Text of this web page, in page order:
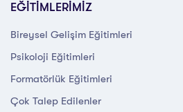
EĞİTİMLERİMİZ
Bireysel Gelişim Eğitimleri
Psikoloji Eğitimleri
Formatörlük Eğitimleri
Çok Talep Edilenler